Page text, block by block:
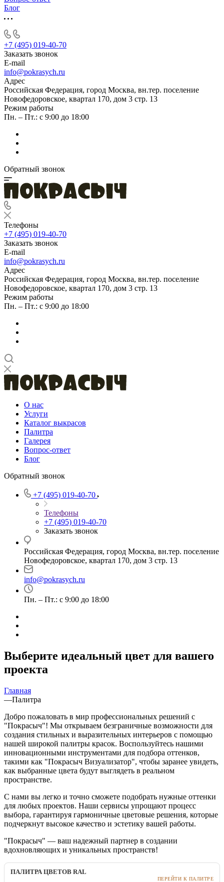
Блог
+7 (495) 019-40-70
Заказать звонок
E-mail
info@pokrasych.ru
Адрес
Российская Федерация, город Москва, вн.тер. поселение
Новофедоровское, квартал 170, дом 3 стр. 13
Режим работы
Пн. – Пт.: с 9:00 до 18:00
Обратный звонок
Телефоны
+7 (495) 019-40-70
Заказать звонок
E-mail
info@pokrasych.ru
Адрес
Российская Федерация, город Москва, вн.тер. поселение
Новофедоровское, квартал 170, дом 3 стр. 13
Режим работы
Пн. – Пт.: с 9:00 до 18:00
О нас
Услуги
Каталог выкрасов
Палитра
Галерея
Вопрос-ответ
Блог
Обратный звонок
+7 (495) 019-40-70
Телефоны
+7 (495) 019-40-70
Заказать звонок
Российская Федерация, город Москва, вн.тер. поселение
Новофедоровское, квартал 170, дом 3 стр. 13
info@pokrasych.ru
Пн. – Пт.: с 9:00 до 18:00
Выберите идеальный цвет для вашего
проекта
Главная
—Палитра
Добро пожаловать в мир профессиональных решений с
"Покрасыч"! Мы открываем безграничные возможности для
создания стильных и выразительных интерьеров с помощью
нашей широкой палитры красок. Воспользуйтесь нашими
инновационными инструментами для подбора оттенков,
такими как "Покрасыч Визуализатор", чтобы заранее увидеть,
как выбранные цвета будут выглядеть в реальном
пространстве.
С нами вы легко и точно сможете подобрать нужные оттенки
для любых проектов. Наши сервисы упрощают процесс
выбора, гарантируя гармоничные цветовые решения, которые
подчеркнут высокое качество и эстетику вашей работы.
"Покрасыч" — ваш надежный партнер в создании
вдохновляющих и уникальных пространств!
ПАЛИТРА ЦВЕТОВ RAL
ПЕРЕЙТИ К ПАЛИТРЕ